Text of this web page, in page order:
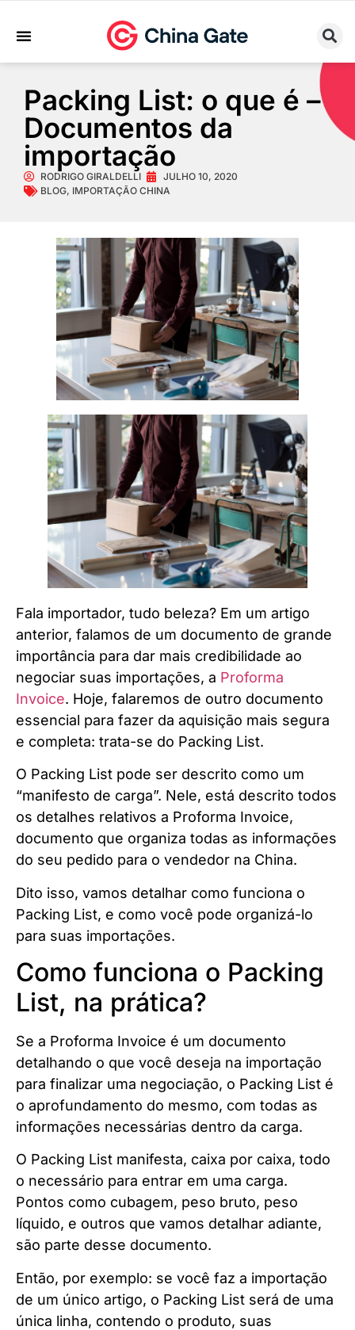
Packing List: o que é –
Documentos da
importação
RODRIGO GIRALDELLI
JULHO 10, 2020
BLOG, IMPORTAÇÃO CHINA
Fala importador, tudo beleza? Em um artigo
anterior, falamos de um documento de grande
importância para dar mais credibilidade ao
negociar suas importações, a Proforma
Invoice. Hoje, falaremos de outro documento
essencial para fazer da aquisição mais segura
e completa: trata-se do Packing List.
O Packing List pode ser descrito como um
“manifesto de carga”. Nele, está descrito todos
os detalhes relativos a Proforma Invoice,
documento que organiza todas as informações
do seu pedido para o vendedor na China.
Dito isso, vamos detalhar como funciona o
Packing List, e como você pode organizá-lo
para suas importações.
Como funciona o Packing
List, na prática?
Se a Proforma Invoice é um documento
detalhando o que você deseja na importação
para finalizar uma negociação, o Packing List é
o aprofundamento do mesmo, com todas as
informações necessárias dentro da carga.
O Packing List manifesta, caixa por caixa, todo
o necessário para entrar em uma carga.
Pontos como cubagem, peso bruto, peso
líquido, e outros que vamos detalhar adiante,
são parte desse documento.
Então, por exemplo: se você faz a importação
de um único artigo, o Packing List será de uma
única linha, contendo o produto, suas